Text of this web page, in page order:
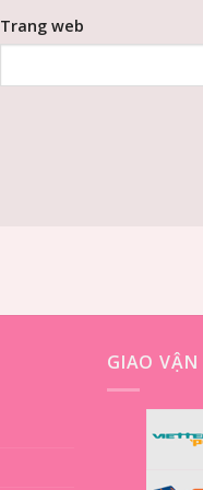
Trang web
GIAO VẬN